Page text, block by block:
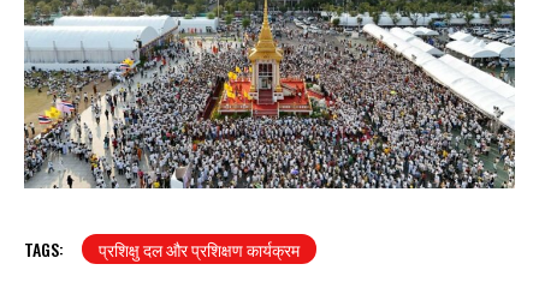
TAGS: प्रशिक्षु दल और प्रशिक्षण कार्यक्रम